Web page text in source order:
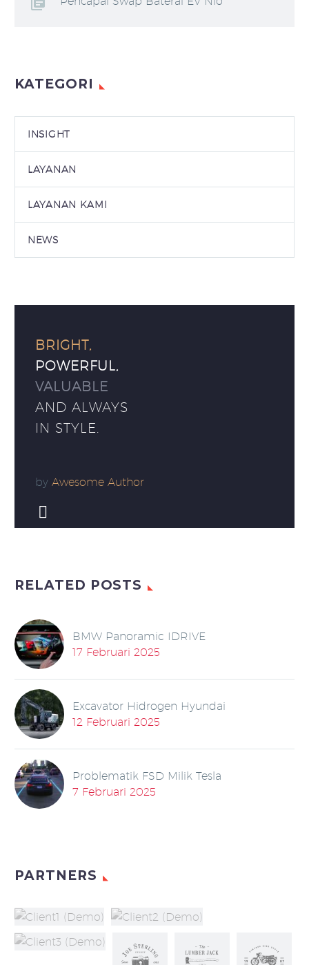
KATEGORI
INSIGHT
LAYANAN
LAYANAN KAMI
NEWS
BRIGHT,
POWERFUL,
VALUABLE
AND ALWAYS
IN STYLE.
by Awesome Author


RELATED POSTS
BMW Panoramic IDRIVE
17 Februari 2025
Excavator Hidrogen Hyundai
12 Februari 2025
Problematik FSD Milik Tesla
7 Februari 2025
PARTNERS